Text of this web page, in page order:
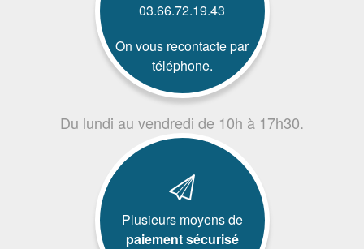
03.66.72.19.43
On vous recontacte par
téléphone.
Du lundi au vendredi de 10h à 17h30.
Plusieurs moyens de
paiement sécurisé